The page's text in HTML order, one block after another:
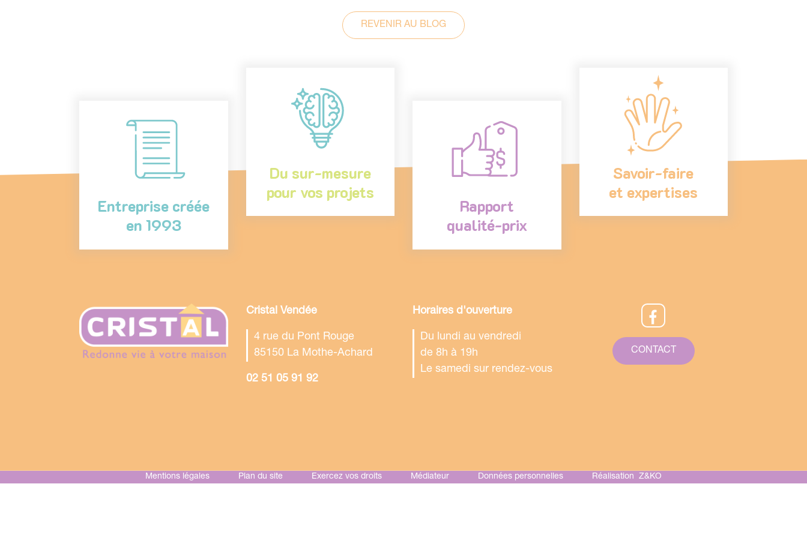
REVENIR AU BLOG
Entreprise créée
en 1993
Du sur-mesure
pour vos projets
Rapport
qualité-prix
Savoir-faire
et expertises
Cristal Vendée
4 rue du Pont Rouge
85150 La Mothe-Achard
02 51 05 91 92
Horaires d'ouverture
Du lundi au vendredi
de 8h à 19h
Le samedi sur rendez-vous
CONTACT
Mentions légales Plan du site Exercez vos droits Médiateur Données personnelles Réalisation Z&KO